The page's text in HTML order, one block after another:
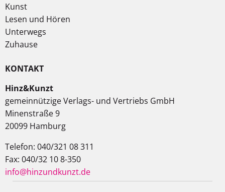
Kunst
Lesen und Hören
Unterwegs
Zuhause
KONTAKT
Hinz&Kunzt
gemeinnützige Verlags- und Vertriebs GmbH
Minenstraße 9
20099 Hamburg
Telefon: 040/321 08 311
Fax: 040/32 10 8-350
info@hinzundkunzt.de